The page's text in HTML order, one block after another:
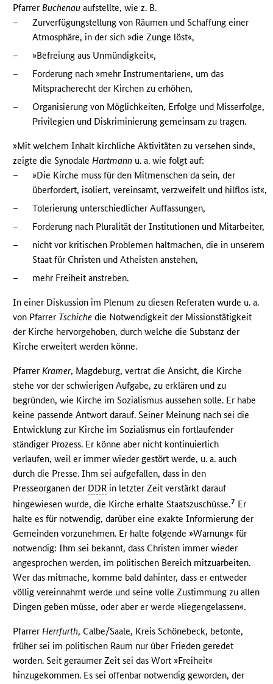
PfarrerBuchenau aufstellte, wie z. B.
–
Zurverfügungstellung von Räumen und Schaffung einer
Atmosphäre, in der sich »die Zunge löst«,
–
»Befreiung aus Unmündigkeit«,
–
Forderung nach »mehr Instrumentarien«, um das
Mitspracherecht der Kirchen zu erhöhen,
–
Organisierung von Möglichkeiten, Erfolge und Misserfolge,
Privilegien und Diskriminierung gemeinsam zu tragen.
»Mit welchem Inhalt kirchliche Aktivitäten zu versehen sind«,
zeigte die SynodaleHartmann u. a. wie folgt auf:
–
»Die Kirche muss für den Mitmenschen da sein, der
überfordert, isoliert, vereinsamt, verzweifelt und hilflos ist«,
–
Tolerierung unterschiedlicher Auffassungen,
–
Forderung nach Pluralität der Institutionen und Mitarbeiter,
–
nicht vor kritischen Problemen haltmachen, die in unserem
Staat für Christen und Atheisten anstehen,
–
mehr Freiheit anstreben.
In einer Diskussion im Plenum zu diesen Referaten wurde u. a.
von Pfarrer Tschiche die Notwendigkeit der Missionstätigkeit
der Kirche hervorgehoben, durch welche die Substanz der
Kirche erweitert werden könne.
PfarrerKramer, Magdeburg, vertrat die Ansicht, die Kirche
stehe vor der schwierigen Aufgabe, zu erklären und zu
begründen, wie Kirche im Sozialismus aussehen solle. Er habe
keine passende Antwort darauf. Seiner Meinung nach sei die
Entwicklung zur Kirche im Sozialismus ein fortlaufender
ständiger Prozess. Er könne aber nicht kontinuierlich
verlaufen, weil er immer wieder gestört werde, u. a. auch
durch die Presse. Ihm sei aufgefallen, dass in den
Presseorganen der DDR in letzter Zeit verstärkt darauf
hingewiesen wurde, die Kirche erhalte Staatszuschüsse.7 Er
halte es für notwendig, darüber eine exakte Informierung der
Gemeinden vorzunehmen. Er halte folgende »Warnung« für
notwendig: Ihm sei bekannt, dass Christen immer wieder
angesprochen werden, im politischen Bereich mitzuarbeiten.
Wer das mitmache, komme bald dahinter, dass er entweder
völlig vereinnahmt werde und seine volle Zustimmung zu allen
Dingen geben müsse, oder aber er werde »liegengelassen«.
PfarrerHerrfurth, Calbe/Saale, Kreis Schönebeck, betonte,
früher sei im politischen Raum nur über Frieden geredet
worden. Seit geraumer Zeit sei das Wort »Freiheit«
hinzugekommen. Es sei offenbar notwendig geworden, der